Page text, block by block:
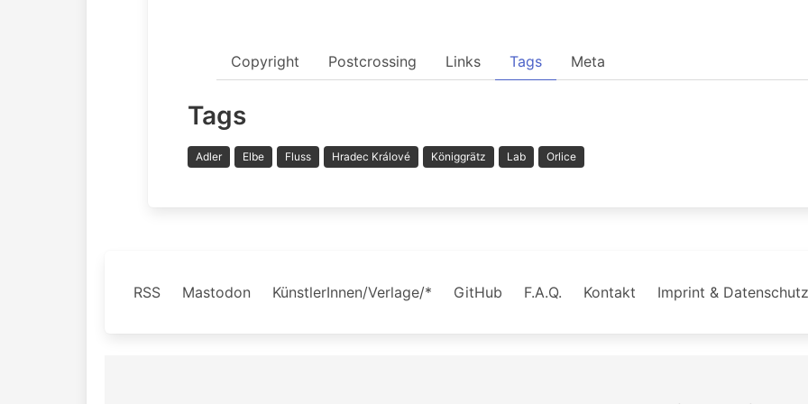
Copyright Postcrossing Links Tags Meta
Tags
Adler Elbe Fluss Hradec Králové Königgrätz Lab Orlice
RSS Mastodon KünstlerInnen/Verlage/* GitHub F.A.Q. Kontakt Imprint & Datenschutz